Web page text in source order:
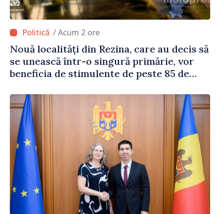
/ Acum 2 ore
Nouă localități din Rezina, care au decis să
se unească într-o singură primărie, vor
beneficia de stimulente de peste 85 de